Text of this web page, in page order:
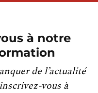
à notre
de l’actualité
vous à